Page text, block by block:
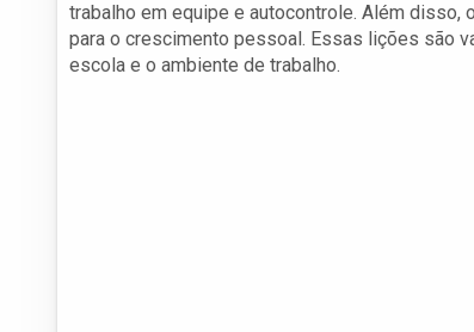
trabalho em equipe e autocontrole. Além disso,
para o crescimento pessoal. Essas lições são
escola e o ambiente de trabalho.